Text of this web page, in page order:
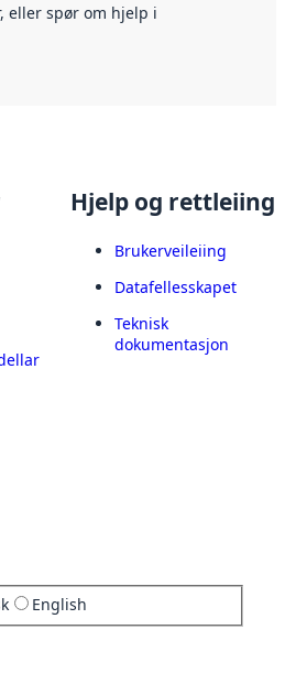
eller spør om hjelp i
Hjelp og rettleiing
Brukerveileiing
Datafellesskapet
Teknisk
dokumentasjon
English